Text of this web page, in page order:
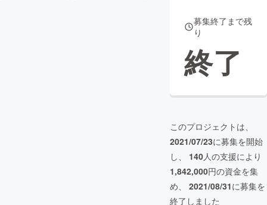
募集終了まで残
り
終了
このプロジェクトは、
2021/07/23に募集を開始
し、 140人の支援により
1,842,000円の資金を集
め、 2021/08/31に募集を
終了しました